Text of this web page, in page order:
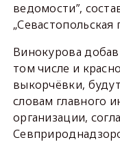
ведомости”,
„Севастопольская
Винокурова
том числе и
выкорчёвки,
словам главного
организации,